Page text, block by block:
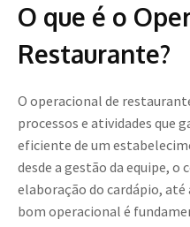
O que é o
Restaurante?
O operacional de
processos e atividades que
eficiente de um
desde a gestão da equipe, o
elaboração do cardápio, até
bom operacional é